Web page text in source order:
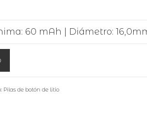
60 mAh | Diámetro:
Pilas de botón de litio